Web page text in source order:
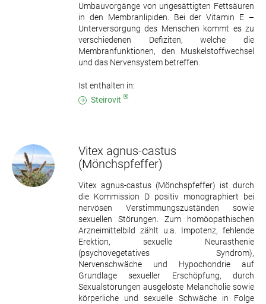
Umbauvorgänge von ungesättigten Fettsäuren
in den Membranlipiden. Bei der Vitamin E –
Unterversorgung des Menschen kommt es zu
verschiedenen Defiziten, welche die
Membranfunktionen, den Muskelstoffwechsel
und das Nervensystem betreffen.
Ist enthalten in:
Steirovit ®
Vitex agnus-castus
(Mönchspfeffer)
Vitex agnus-castus (Mönchspfeffer) ist durch
die Kommission D positiv monographiert bei
nervösen Verstimmungszuständen sowie
sexuellen Störungen. Zum homöopathischen
Arzneimittelbild zählt u.a. Impotenz, fehlende
Erektion, sexuelle Neurasthenie
(psychovegetatives Syndrom),
Nervenschwäche und Hypochondrie auf
Grundlage sexueller Erschöpfung, durch
Sexualstörungen ausgelöste Melancholie sowie
körperliche und sexuelle Schwäche in Folge